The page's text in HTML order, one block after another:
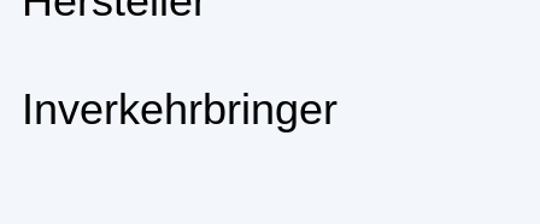
Inverkehrbringer